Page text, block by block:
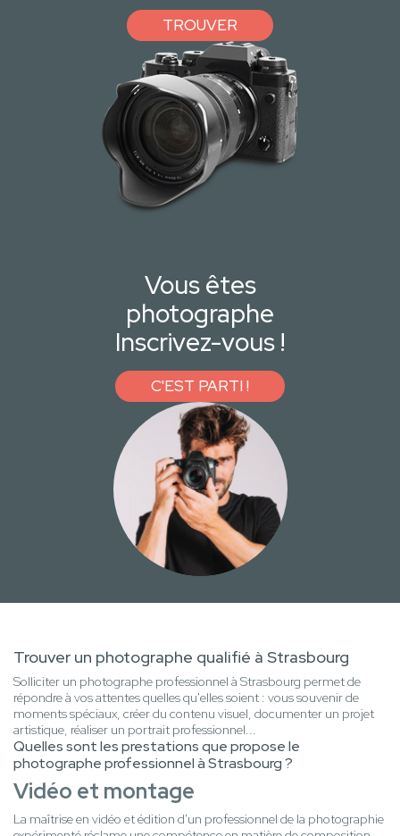
TROUVER
Vous êtes
photographe
Inscrivez-vous !
C'EST PARTI !
Trouver un photographe qualifié à Strasbourg
Solliciter un photographe professionnel à Strasbourg permet de
répondre à vos attentes quelles qu'elles soient : vous souvenir de
moments spéciaux, créer du contenu visuel, documenter un projet
artistique, réaliser un portrait professionnel...
Quelles sont les prestations que propose le
photographe professionnel à Strasbourg ?
Vidéo et montage
La maîtrise en vidéo et édition d'un professionnel de la photographie